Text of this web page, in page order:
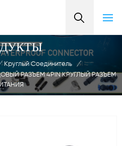
Круглый Соединитель
/
РАЗЪЕМ 4PIN КРУГЛЫЙ РАЗЪЕМ